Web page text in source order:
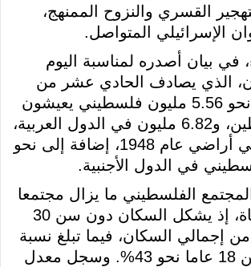
القسري والنزوح الممنهج،
الإسرائيلي المتواصل.
في بيان أصدره لمناسبة اليوم
الذي يصادف الحادي عشر من
تموز/يوليو، أن نحو 5.56 مليون فلسطيني يعيشون
في دولة فلسطين، و6.82 مليون في الدول العربية،
و1.86 مليون في أراضي عام 1948، إضافة إلى نحو
الفلسطيني ما يزال مجتمعا
فتيا رغم المأساة، إذ يشكل السكان دون سن 30
نحو 65% من إجمالي السكان، فيما تبلغ نسبة
من هم دون سن 18 عاما نحو 43%. وسجل معدل